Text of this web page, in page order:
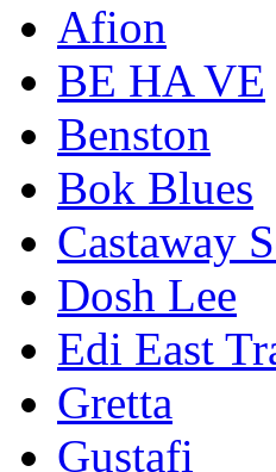
Afion
BE HA VE
Benston
Bok Blues
Castaway
Dosh Lee
Edi East
Gretta
Gustafi